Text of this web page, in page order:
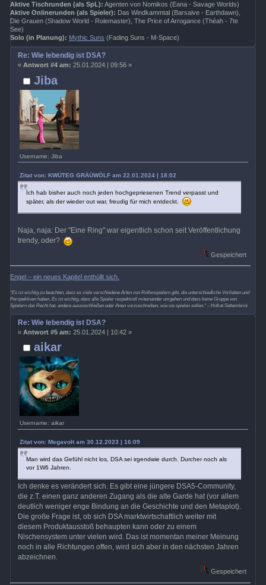
Aktive Tischrunden (als SpL): Agenten von Nomikos (Eana - Savage Worlds)
Aktive Onlinerunden (als Spieler): Das Windkammtal (Barsaive - Earthdawn),
Die Grauen (Shadow World - Rolemaster), The Price of Arrogance (Théah - 7te
See)
Solo (in Planung): Mythic Suns (Fading Suns - M-Space)
Jiba
Username: Jiba
Re: Wie lebendig ist DSA?
« Antwort #4 am: 25.01.2024 | 09:56 »
Zitat von: KWÜTEG GRÄÜWÖLF am 22.01.2024 | 18:02
Ich hab bisher auch noch jeden hochgepriesenen Trend verpasst und
später, als der wieder out war, freudig für mich entdeckt.
Naja, naja: Der "Eine Ring" war eigentlich schon seit Veröffentlichung
trendy, oder?
Gespeichert
Engel – ein neues Kapitel enthüllt sich.
“Es ist wichtig zu beachten, dass es viele verschiedene Arten von Rollenspielern gibt, die unterschiedliche Vorlieben und
Perspektiven haben. Es ist wichtig, dass alle Spieler respektvoll miteinander umgehen und dass keine Gruppe von
Spielern das Recht hat, andere auszuschließen oder ihnen vorzuschreiben, wie sie spielen sollen.“ – Hofrat Settembrini
aikar
Username: aikar
Re: Wie lebendig ist DSA?
« Antwort #5 am: 25.01.2024 | 10:42 »
Zitat von: Megavolt am 30.12.2023 | 16:09
Man wird das Gefühl nicht los, DSA sei irgendwie durch. Durcher noch als
vor 1W6 Jahren.
Ich denke es verändert sich. Es gibt eine jüngere DSA5-Community,
die z.T. einen ganz anderen Zugang als die alte Garde hat (vor allem
deutlich weniger enge Bindung an die Geschichte und den Metaplot).
Die große Frage ist, ob sich DSA marktwirtschaftlich weiter mit
diesem Produktausstoß behaupten kann oder zu einem
Nischensystem unter vielen wird. Das ist momentan meiner Meinung
noch in alle Richtungen offen, wird sich aber in den nächsten Jahren
abzeichnen.
Gespeichert